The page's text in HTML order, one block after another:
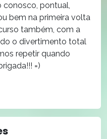
conosco, pontual,
bem na primeira volta
também, com a
o divertimento total
repetir quando
=)